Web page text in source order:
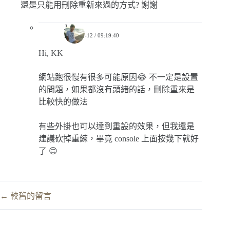
還是只能用刪除重新來過的方式? 謝謝
Jerry
2018-02-12 / 09:19:40
Hi, KK
網站跑很慢有很多可能原因😂 不一定是設置
的問題，如果都沒有頭緒的話，刪除重來是
比較快的做法
有些外掛也可以達到重設的效果，但我還是
建議砍掉重練，畢竟 console 上面按幾下就好
了 😊
言
導
← 較舊的留言